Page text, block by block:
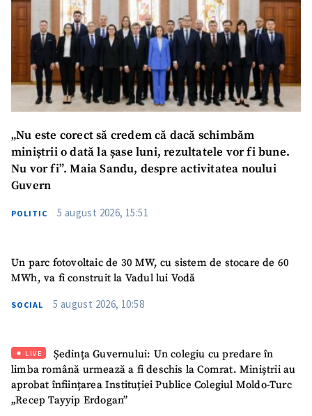
„Nu este corect să credem că dacă schimbăm
miniștrii o dată la șase luni, rezultatele vor fi bune.
Nu vor fi”. Maia Sandu, despre activitatea noului
Guvern
POLITIC 5 august 2026, 15:51
Un parc fotovoltaic de 30 MW, cu sistem de stocare de 60
MWh, va fi construit la Vadul lui Vodă
SOCIAL 5 august 2026, 10:58
LIVE
Ședința Guvernului: Un colegiu cu predare în
limba română urmează a fi deschis la Comrat. Miniștrii au
aprobat înființarea Instituției Publice Colegiul Moldo-Turc
„Recep Tayyip Erdogan”